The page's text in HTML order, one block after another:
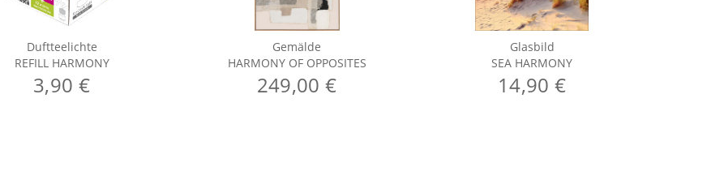
Duftteelichte
REFILL HARMONY
3,90 €
Gemälde
HARMONY OF OPPOSITES
249,00 €
Glasbild
SEA HARMONY
14,90 €